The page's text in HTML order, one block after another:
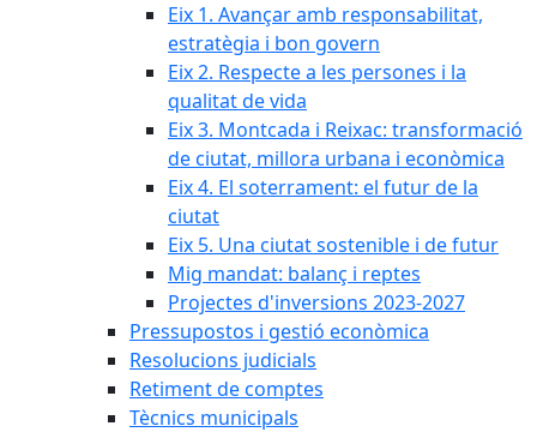
Eix 1. Avançar amb responsabilitat,
estratègia i bon govern
Eix 2. Respecte a les persones i la
qualitat de vida
Eix 3. Montcada i Reixac: transformació
de ciutat, millora urbana i econòmica
Eix 4. El soterrament: el futur de la
ciutat
Eix 5. Una ciutat sostenible i de futur
Mig mandat: balanç i reptes
Projectes d'inversions 2023-2027
Pressupostos i gestió econòmica
Resolucions judicials
Retiment de comptes
Tècnics municipals